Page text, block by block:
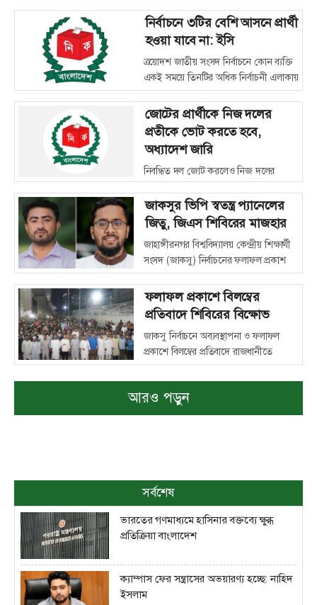
সহকারী রিটার্নিং কর্মকর্তা মোট ২৫৬৮টি
মনোনয়নপত্র বাছাই শেষে ১৮৪২ জন প্রার্থীর
মনোনয়নপত্র বৈধ এবং ৭২৩ জনের প্রার্থীতা
বাতিল ঘোষণা করা হয়েছে।
নির্বাচনে ৩টির বেশি আসনে প্রার্থী
হওয়া যাবে না: ইসি
ত্রয়োদশ জাতীয় সংসদ নির্বাচনে কোন ব্যক্তি
একই সময়ে তিনটির অধিক নির্বাচনী এলাকায়
প্রার্থী হতে পারবেন না— এ মর্মে নির্বাচন
কমিশন (ইসি) একটি পরিপত্র জারি করেছে।
জোটের প্রার্থীকে নিজ দলের
প্রতীকে ভোট করতে হবে,
অধ্যাদেশ জারি
নিবন্ধিত দল জোট করলেও নিজ দলের
গণপ্রতিনিধিত্ব আদেশ সংশোধন
অধ্যাদেশ-২০২৫ জারি করেছে সরকার।
জাকসুর ভিপি স্বতন্ত্র প্যানেলের
জিতু, জিএস শিবিরের মাজহার
জাহাঙ্গীরনগর বিশ্ববিদ্যালয় কেন্দ্রীয় শিক্ষার্থী
সংসদ (জাকসু) নির্বাচনের ফলাফল প্রকাশ
করা হয়েছে। এতে ভিপি পদে বিজয়ী
হয়েছেন ‘স্বতন্ত্র শিক্ষার্থী সম্মিলন’ প্যানেলের
আব্দুর রশিদ জিতু এবং জিএস পদে নির্বাচিত
হয়েছেন ছাত্রশিবির সমর্থিত ‘সমন্বিত শিক্ষার্থী
জোট’ প্যানেলের মাজহারুল ইসলাম।
ফলাফল প্রকাশে বিলম্বের
প্রতিবাদে শিবিরের বিক্ষোভ
জাকসু নির্বাচনে অব্যবস্থাপনা ও ফলাফল
প্রকাশে বিলম্বের প্রতিবাদে রাজধানীতে
বিক্ষোভ মিছিল করেছে বাংলাদেশ ইসলামী
ছাত্রশিবির।
আরও পড়ুন
সর্বশেষ
ভারতের গণমাধ্যমে হাসিনার বক্তব্যে ক্ষুব্ধ
প্রতিক্রিয়া বাংলাদেশ
ক্যাম্পাস ফের সন্ত্রাসের অভয়ারণ্য হচ্ছে: নাহিদ
ইসলাম